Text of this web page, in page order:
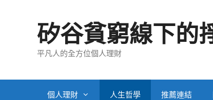
矽谷貧窮線下的
平凡人的全方位個人理財
個人理財 人生哲學 推薦連結